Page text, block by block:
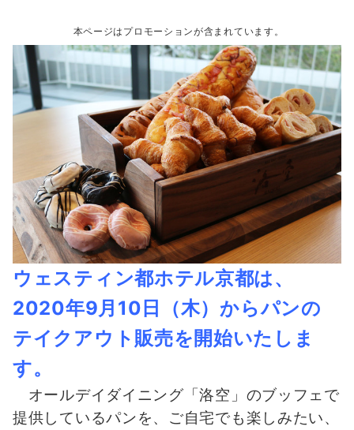
本ページはプロモーションが含まれています。
ウェスティン都ホテル京都は、
2020年9月10日（木）からパンの
テイクアウト販売を開始いたしま
す。
オールデイダイニング「洛空」のブッフェで
提供しているパンを、ご自宅でも楽しみたい、